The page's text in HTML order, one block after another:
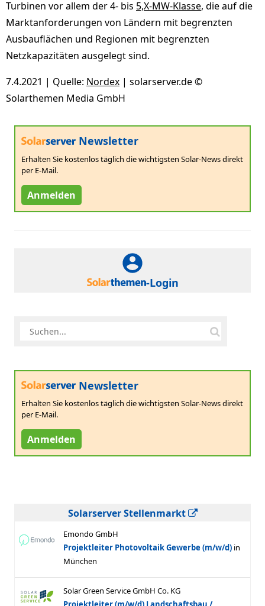
Turbinen vor allem der 4- bis 5,X-MW-Klasse, die auf die
Marktanforderungen von Ländern mit begrenzten
Ausbauflächen und Regionen mit begrenzten
Netzkapazitäten ausgelegt sind.
7.4.2021 | Quelle: Nordex | solarserver.de ©
Solarthemen Media GmbH
Newsletter
Erhalten Sie kostenlos täglich die wichtigsten Solar-News direkt
per E-Mail.
Anmelden
-Login
Newsletter
Erhalten Sie kostenlos täglich die wichtigsten Solar-News direkt
per E-Mail.
Anmelden
Solarserver Stellenmarkt